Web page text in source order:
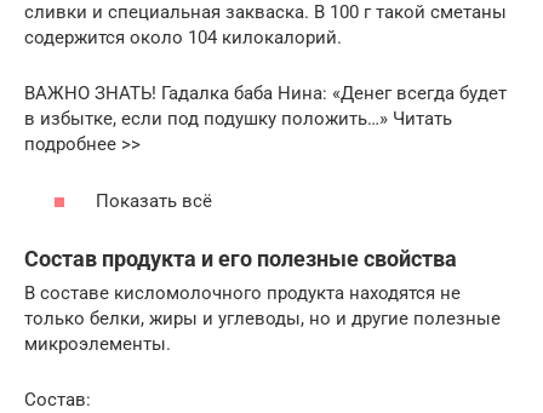
сливки и специальная закваска. В 100 г такой сметаны
содержится около 104 килокалорий.
ВАЖНО ЗНАТЬ! Гадалка баба Нина: «Денег всегда будет
в избытке, если под подушку положить…» Читать
подробнее >>
Показать всё
Состав продукта и его полезные свойства
В составе кисломолочного продукта находятся не
только белки, жиры и углеводы, но и другие полезные
микроэлементы.
Состав: